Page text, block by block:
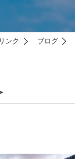
ンク ブログ